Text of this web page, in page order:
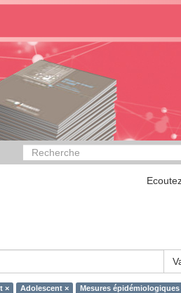
× Adolescent ×
Mesures épidémiologiques